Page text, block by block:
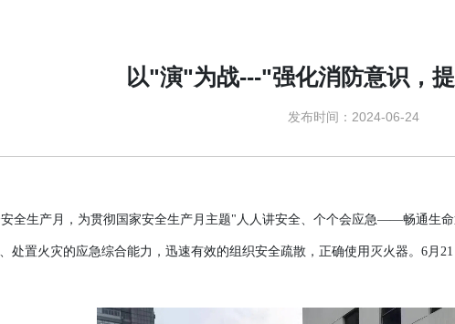
以"演"为战---"强化消防意识，
发布时间：2024-06-24
全生产月 ， 为贯彻国家安全生产月主题"人人讲安全、个个会应急——畅通生命
、处置火灾的应急综合能力 ，迅速有效的组织安全疏散，正确使用灭火器。6 月 21